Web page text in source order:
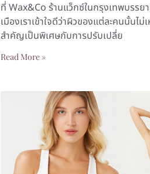
ที่ Wax&Co ร้านแว็กซ์ในกรุงเทพบรรย
เมืองเราเข้าใจดีว่าผิวของแต่ละคนนั้นไม่
สำคัญเป็นพิเศษกับการปรับเปลี่ย
Read More »